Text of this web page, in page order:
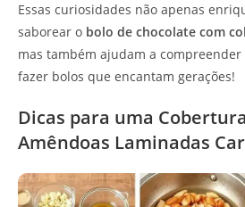
Essas curiosidades não apenas
saborear o bolo de chocolate com
mas também ajudam a
fazer bolos que encantam gerações!
Dicas para uma
Amêndoas Laminadas